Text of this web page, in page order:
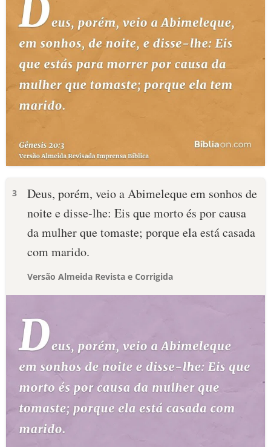
3
Deus, porém, veio a Abimeleque em sonhos de
noite e disse-lhe: Eis que morto és por causa
da mulher que tomaste; porque ela está casada
com marido.
Versão Almeida Revista e Corrigida